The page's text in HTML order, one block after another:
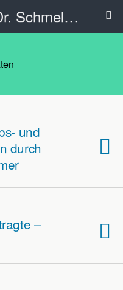
Anwaltskanzlei Dr. Schmelzer - Ahlen
und
durch
–